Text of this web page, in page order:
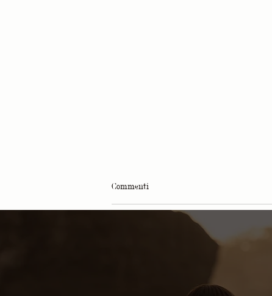
Commenti
Scrivi un commento...